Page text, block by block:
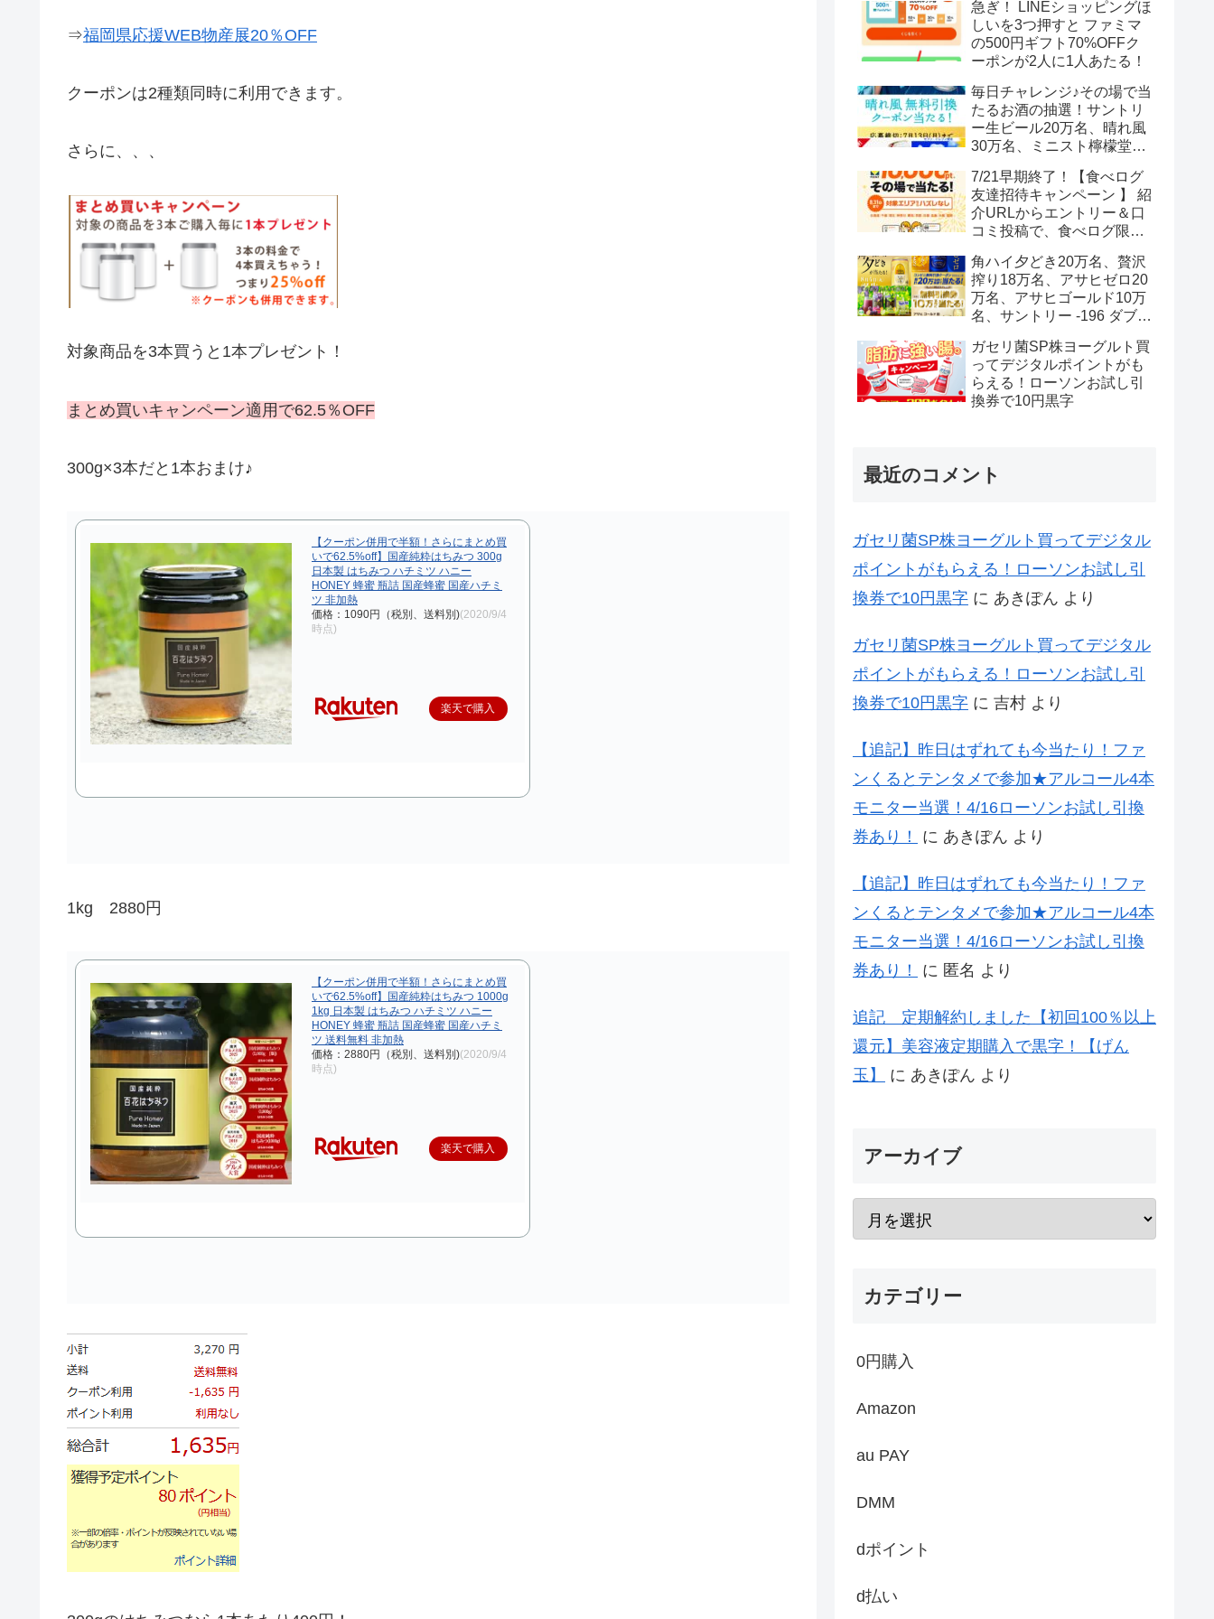
⇒福岡県応援WEB物産展20％OFF
クーポンは2種類同時に利用できます。
さらに、、、
対象商品を3本買うと1本プレゼント！
まとめ買いキャンペーン適用で62.5％OFF
300g×3本だと1本おまけ♪
【クーポン併用で半額！さらにまとめ買
いで62.5%off】国産純粋はちみつ 300g
日本製 はちみつ ハチミツ ハニー
HONEY 蜂蜜 瓶詰 国産蜂蜜 国産ハチミ
ツ 非加熱
価格：1090円（税別、送料別)(2020/9/4
時点)
楽天で購入
1kg 2880円
【クーポン併用で半額！さらにまとめ買
いで62.5%off】国産純粋はちみつ 1000g
1kg 日本製 はちみつ ハチミツ ハニー
HONEY 蜂蜜 瓶詰 国産蜂蜜 国産ハチミ
ツ 送料無料 非加熱
価格：2880円（税別、送料別)(2020/9/4
時点)
楽天で購入
急ぎ！ LINEショッピングほ
しいを3つ押すと ファミマ
の500円ギフト70%OFFク
ーポンが2人に1人あたる！
毎日チャレンジ♪その場で当
たるお酒の抽選！サントリ
ー生ビール20万名、晴れ風
30万名、ミニスト檸檬堂2
ボール12.3万名
7/21早期終了！【食べログ
友達招待キャンペーン 】 紹
介URLからエントリー＆口
コミ投稿で、食べログ限定
トがもらえる
角ハイ夕どき20万名、贅沢
搾り18万名、アサヒゼロ20
万名、アサヒゴールド10万
名、サントリー -196 ダブル
ガセリ菌SP株ヨーグルト買
ってデジタルポイントがも
らえる！ローソンお試し引
換券で10円黒字
最近のコメント
ガセリ菌SP株ヨーグルト買ってデジタル
ポイントがもらえる！ローソンお試し引
換券で10円黒字 に あきぽん より
ガセリ菌SP株ヨーグルト買ってデジタル
ポイントがもらえる！ローソンお試し引
換券で10円黒字 に 吉村 より
【追記】昨日はずれても今当たり！ファ
ンくるとテンタメで参加★アルコール4本
モニター当選！4/16ローソンお試し引換
券あり！
に あきぽん より
【追記】昨日はずれても今当たり！ファ
ンくるとテンタメで参加★アルコール4本
モニター当選！4/16ローソンお試し引換
券あり！
に 匿名 より
追記 定期解約しました【初回100％以上
還元】美容液定期購入で黒字！【げん
玉】
に あきぽん より
アーカイブ
カテゴリー
0円購入
Amazon
au PAY
DMM
dポイント
d払い